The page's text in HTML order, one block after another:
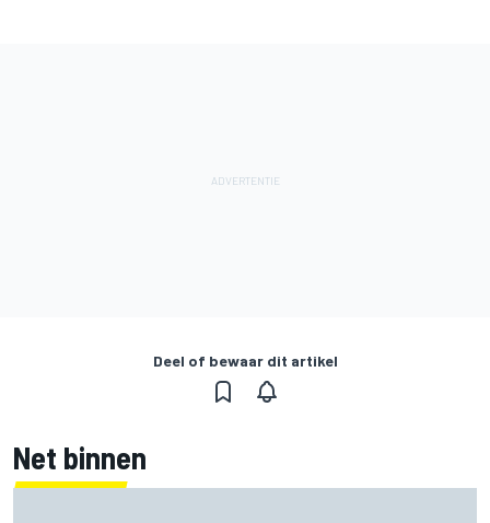
Deel of bewaar dit artikel
Net binnen